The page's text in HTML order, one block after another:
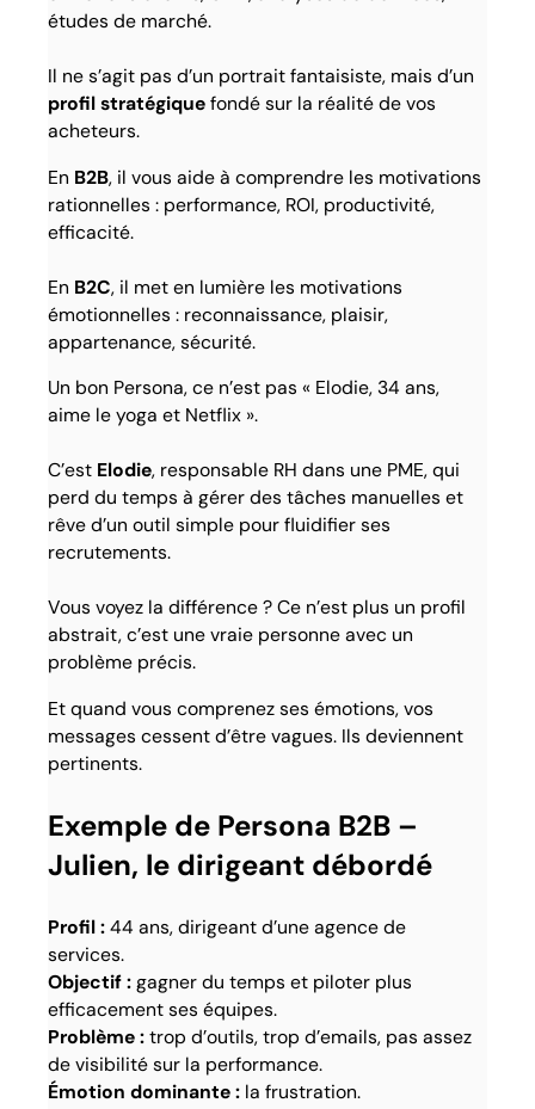
études de marché.
Il ne s’agit pas d’un portrait fantaisiste, mais d’un
profil stratégiquefondé sur la réalité de vos
acheteurs.
En B2B, il vous aide à comprendre les motivations
rationnelles : performance, ROI, productivité,
efficacité.
En B2C, il met en lumière les motivations
émotionnelles : reconnaissance, plaisir,
appartenance, sécurité.
Un bon Persona, ce n’est pas « Elodie, 34 ans,
aime le yoga et Netflix ».
C’est Elodie, responsable RH dans une PME, qui
perd du temps à gérer des tâches manuelles et
rêve d’un outil simple pour fluidifier ses
recrutements.
Vous voyez la différence ? Ce n’est plus un profil
abstrait, c’est une vraie personne avec un
problème précis.
Et quand vous comprenez ses émotions, vos
messages cessent d’être vagues. Ils deviennent
pertinents.
Exemple de Persona B2B –
Julien, le dirigeant débordé
Profil :44 ans, dirigeant d’une agence de
services.
Objectif :gagner du temps et piloter plus
efficacement ses équipes.
Problème :trop d’outils, trop d’emails, pas assez
de visibilité sur la performance.
Émotion dominante : la frustration.